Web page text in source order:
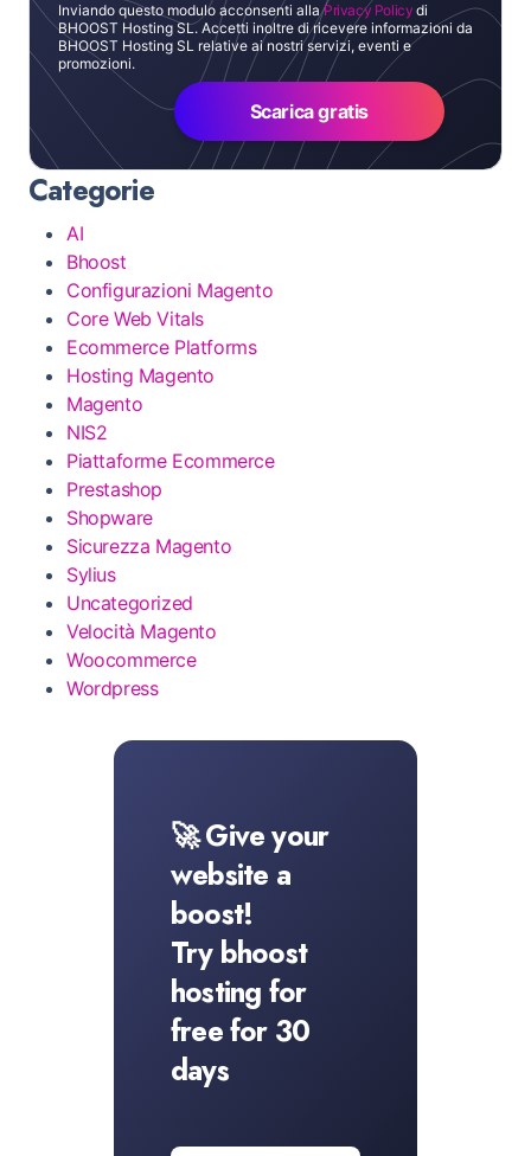
Inviando questo modulo acconsenti allaPrivacy Policy di
BHOOST Hosting SL. Accetti inoltre di ricevere informazioni da
BHOOST Hosting SL relative ai nostri servizi, eventi e
promozioni.
Scarica gratis
Categorie
AI
Bhoost
Configurazioni Magento
Core Web Vitals
Ecommerce Platforms
Hosting Magento
Magento
NIS2
Piattaforme Ecommerce
Prestashop
Shopware
Sicurezza Magento
Sylius
Uncategorized
Velocità Magento
Woocommerce
Wordpress
🚀 Give your
website a
boost!
Try bhoost
hosting for
free for 30
days